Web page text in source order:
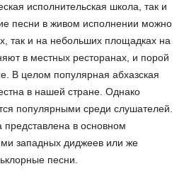
исполнительская школа, так и
песни в живом исполнении можно
так и на небольших площадках на
в местных ресторанах, и порой
В целом популярная абхазская
в нашей стране. Однако
популярными среди слушателей.
представлена в основном
западных диджеев или же
песни.